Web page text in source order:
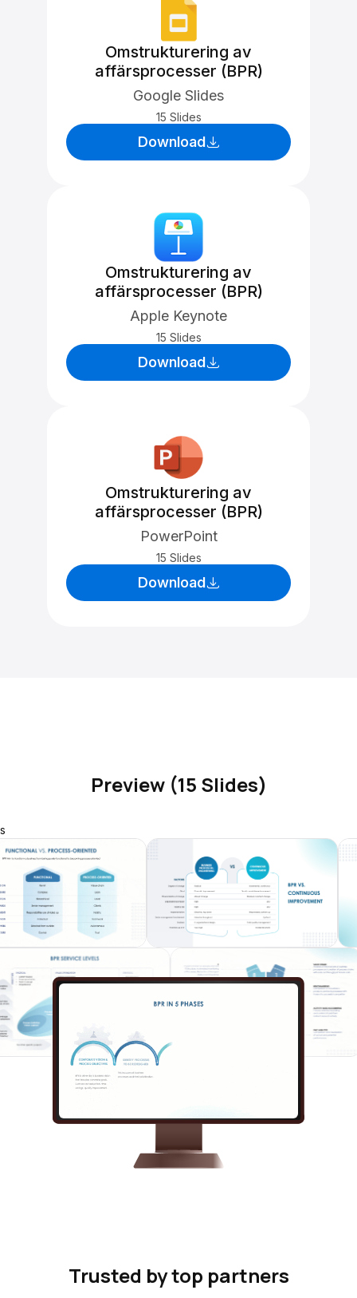
Omstrukturering av
affärsprocesser (BPR)
Google Slides
15 Slides
Download
Omstrukturering av
affärsprocesser (BPR)
Apple Keynote
15 Slides
Download
Omstrukturering av
affärsprocesser (BPR)
PowerPoint
15 Slides
Download
Preview (15 Slides)
s
Trusted by top partners